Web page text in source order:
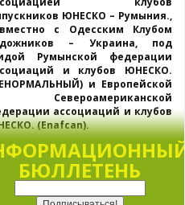
ЮНЕСКО – Румыния.,
с Одесским Клубом
– Украина, под
Румынской федерации
и клубов ЮНЕСКО.
и Европейской
ассоциаций и клубов
(Enafcan).
одновременно в
и Одессе., через
Webex, мероприятие
региональных и
БЮЛЛЕТЕНЬ